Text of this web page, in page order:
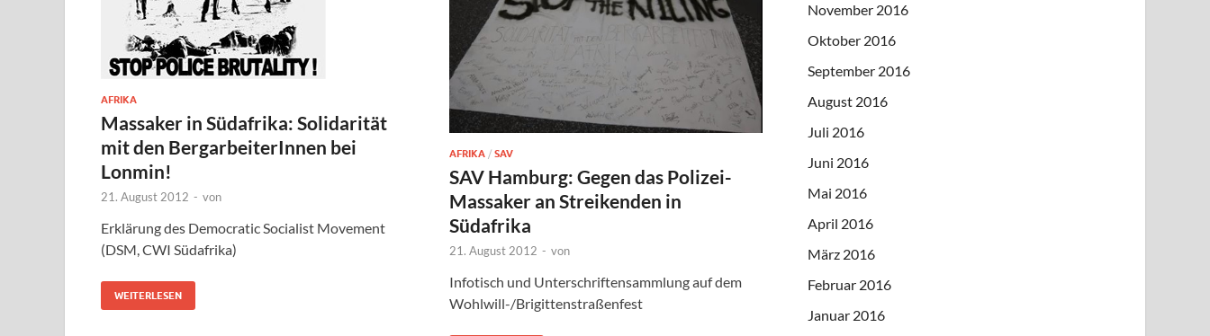
AFRIKA
Massaker in Südafrika: Solidarität
mit den BergarbeiterInnen bei
Lonmin!
21. August 2012 - von
Erklärung des Democratic Socialist Movement
(DSM, CWI Südafrika)
WEITERLESEN
AFRIKA / SAV
SAV Hamburg: Gegen das Polizei-
Massaker an Streikenden in
Südafrika
21. August 2012 - von
Infotisch und Unterschriftensammlung auf dem
Wohlwill-/Brigittenstraßenfest
November 2016
Oktober 2016
September 2016
August 2016
Juli 2016
Juni 2016
Mai 2016
April 2016
März 2016
Februar 2016
Januar 2016